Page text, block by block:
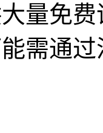
量免
需通